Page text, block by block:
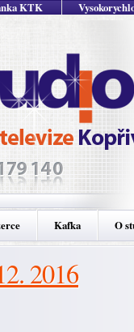
KTK
Kafka O
2016